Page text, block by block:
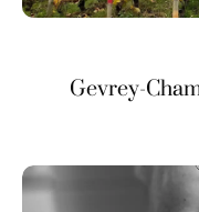
Gevrey-